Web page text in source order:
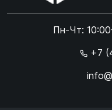
Пн-Чт:
+7
Online чат